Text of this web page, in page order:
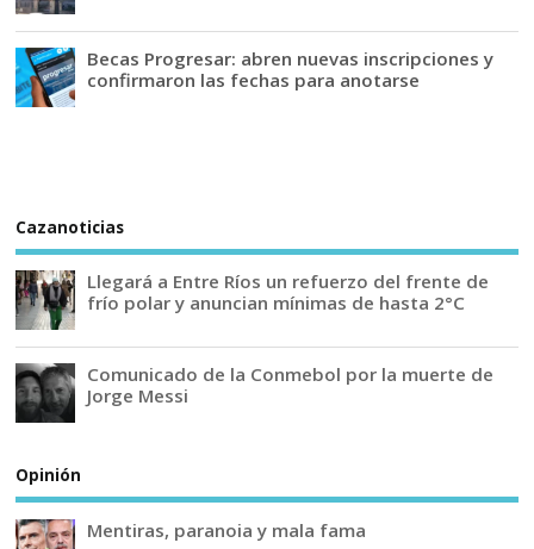
Becas Progresar: abren nuevas inscripciones y
confirmaron las fechas para anotarse
Cazanoticias
Llegará a Entre Ríos un refuerzo del frente de
frío polar y anuncian mínimas de hasta 2°C
Comunicado de la Conmebol por la muerte de
Jorge Messi
Opinión
Mentiras, paranoia y mala fama